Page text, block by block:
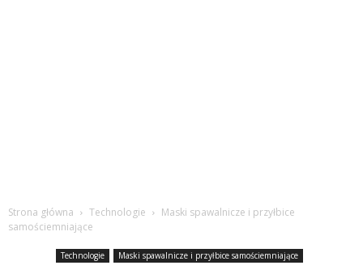
Strona główna Technologie
Maski spawalnicze i przyłbice
samościemniające
Technologie Maski spawalnicze i przyłbice samościemniające